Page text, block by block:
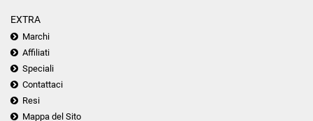
EXTRA
Marchi
Affiliati
Speciali
Contattaci
Resi
Mappa del Sito